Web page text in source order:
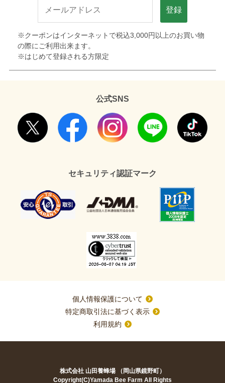
登録
※クーポンはインターネットで税込3,000円以上のお買い物
の際にご利用出来ます。
※はじめて登録される方限定
公式SNS
セキュリティ認証マーク
個人情報保護について
特定商取引法に基づく表示
利用規約
株式会社 山田養蜂場 （岡山県鏡野町）
Copyright(C)Yamada Bee Farm All Rights